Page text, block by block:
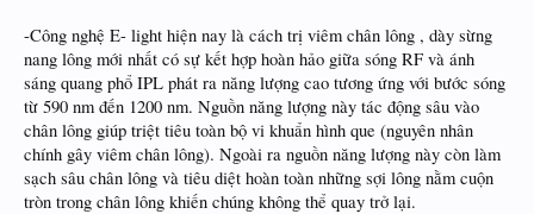
-Công nghệ E- light hiện nay là cách trị viêm chân lông , dày sừng
nang lông mới nhất có sự kết hợp hoàn hảo giữa sóng RF và ánh
sáng quang phổ IPL phát ra năng lượng cao tương ứng với bước sóng
từ 590 nm đến 1200 nm. Nguồn năng lượng này tác động sâu vào
chân lông giúp triệt tiêu toàn bộ vi khuẩn hình que (nguyên nhân
chính gây viêm chân lông). Ngoài ra nguồn năng lượng này còn làm
sạch sâu chân lông và tiêu diệt hoàn toàn những sợi lông nằm cuộn
tròn trong chân lông khiến chúng không thể quay trở lại.